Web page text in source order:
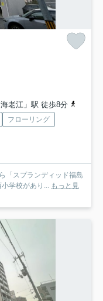
老江」駅 徒歩8分
フローリング
「スプランディッド福島
学校があり... もっと見